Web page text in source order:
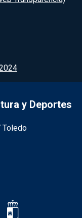
y Deportes
Toledo